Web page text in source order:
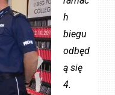
h
biegu
odbęd
ą się
4.